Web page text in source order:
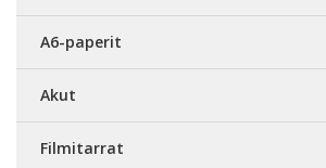
A6-paperit
Akut
Filmitarrat